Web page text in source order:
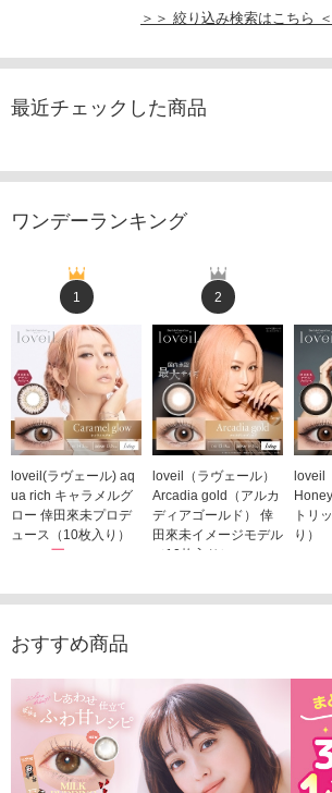
＞＞ 絞り込み検索はこちら
最近チェックした商品
ワンデーランキング
1
loveil(ラヴェール) aq
ua rich キャラメルグ
ロー 倖田來未プロデ
ュース（10枚入り）
1,760円
2
loveil（ラヴェール）
Arcadia gold（アルカ
ディアゴールド） 倖
田來未イメージモデル
（10枚入り）
loveil
トリ
り）
おすすめ商品